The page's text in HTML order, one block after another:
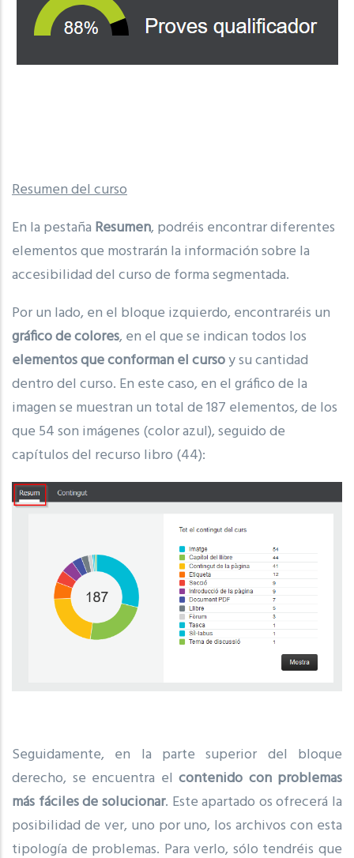
Resumen del curso
En la pestaña Resumen, podréis encontrar diferentes
elementos que mostrarán la información sobre la
accesibilidad del curso de forma segmentada.
Por un lado, en el bloque izquierdo, encontraréis un
gráfico de colores, en el que se indican todos los
elementos que conforman el cursoy su cantidad
dentro del curso. En este caso, en el gráfico de la
imagen se muestran un total de 187 elementos, de los
que 54 son imágenes (color azul), seguido de
capítulos del recurso libro (44):
Seguidamente, en la parte superior del bloque
derecho, se encuentra el contenido con problemas
más fáciles de solucionar. Este apartado os ofrecerá la
posibilidad de ver, uno por uno, los archivos con esta
tipología de problemas. Para verlo, sólo tendréis que